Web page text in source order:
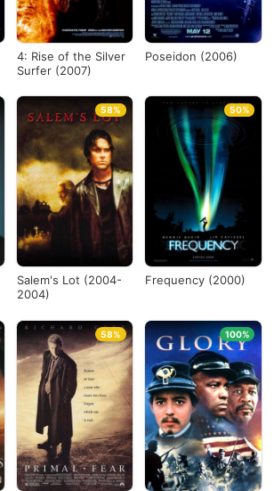
4: Rise of the Silver
Surfer (2007)
Poseidon (2006)
Salem's Lot (2004-
2004)
58%
Frequency (2000)
50%
58% 100%